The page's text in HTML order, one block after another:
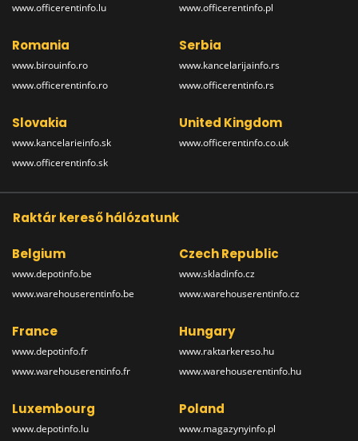
www.officerentinfo.lu
www.officerentinfo.pl
Romania
www.birouinfo.ro
www.officerentinfo.ro
Serbia
www.kancelarijainfo.rs
www.officerentinfo.rs
Slovakia
www.kancelarieinfo.sk
www.officerentinfo.sk
United Kingdom
www.officerentinfo.co.uk
Raktár kereső hálózatunk
Belgium
www.depotinfo.be
www.warehouserentinfo.be
Czech Republic
www.skladinfo.cz
www.warehouserentinfo.cz
France
www.depotinfo.fr
www.warehouserentinfo.fr
Hungary
www.raktarkereso.hu
www.warehouserentinfo.hu
Luxembourg
www.depotinfo.lu
Poland
www.magazynyinfo.pl